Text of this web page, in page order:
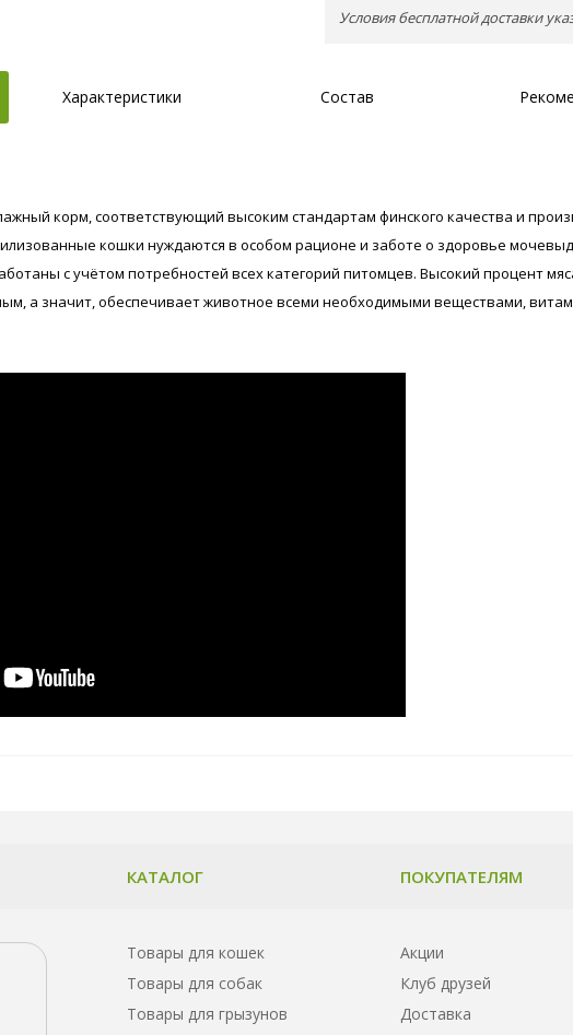
Условия бесплатной доставки
Характеристики Состав
корм, соответствующий высоким стандартам финского качества и
кошки нуждаются в особом рационе и заботе о здоровье
с учётом потребностей всех категорий питомцев. Высокий процент
а значит, обеспечивает животное всеми необходимыми веществами,
КАТАЛОГ
Товары для кошек
Товары для собак
Товары для грызунов
ПОКУПАТЕЛЯМ
Акции
Клуб друзей
Доставка